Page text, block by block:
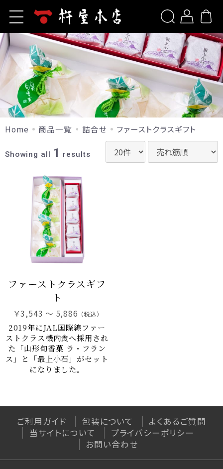
Home 商品一覧 詰合せ ファーストクラスギフト
Showing all 1 results
ファーストクラスギフ
ト
￥3,543 ～ 5,886 （税込）
2019年にJAL国際線ファー
ストクラス機内食へ採用され
た「山形旬香菓 ラ・フラン
ス」と「最上小石」がセット
になりました。
ご利用ガイド 包装について
よくあるご質問
当サイトについて
プライバシーポリシー
お問い合わせ
ホーム
商品一覧
洋菓子
山形旬香菓
山形旬香菓(ラ・フランス)
リップルパイ・季節のパイ
生リップルパイ（店舗限定）
サポリ
季節のブッセ
果樹園だより
和菓子
最上小石
こまめちゃん
こだわりの羊羹
杵の最中
栗里曲
黒豆茶
水羊羹
NEO和菓子
atarayo-可惜夜
実りノ羊羹
羊羹kaju*
琥珀糖kaju*
新規会員登録
ログイン
杵屋本店とは
お問い合わせ
ご利用ガイド
包装について
よくあるご質問
お知らせ
当サイトについて
特定商取引法に基づく表記
プライバシーポリシー
利用規約